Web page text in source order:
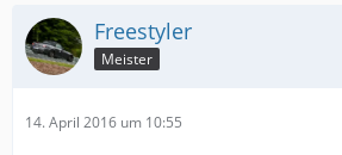
Freestyler
Meister
14. April 2016 um 10:55